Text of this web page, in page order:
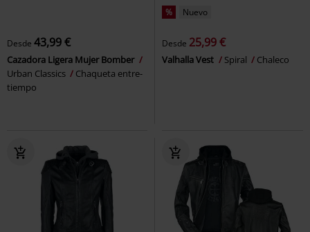
Desde 43,99 €
Cazadora Ligera Mujer Bomber
Urban Classics
Chaqueta entre-
tiempo
% Nuevo
Desde 25,99 €
Valhalla Vest Spiral Chaleco